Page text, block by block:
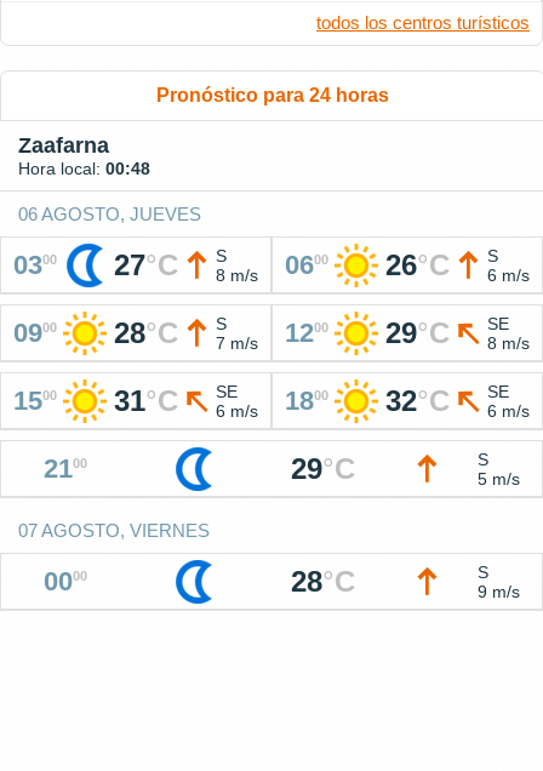
todos los centros turísticos
Pronóstico para 24 horas
Zaafarna
Hora local: 00:48
06 AGOSTO, JUEVES
0300 27°C
S
8 m/s
0600 26°C
S
6 m/s
0900 28°C
S
7 m/s
1200 29°C
SE
8 m/s
1500 31°C
SE
6 m/s
1800 32°C
SE
6 m/s
2100 29°C
S
5 m/s
07 AGOSTO, VIERNES
0000 28°C
S
9 m/s